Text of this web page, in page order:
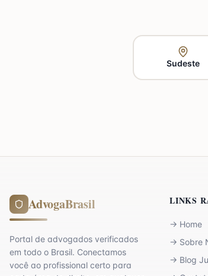
Sudeste
AdvogaBrasil
Portal de advogados verificados
em todo o Brasil. Conectamos
você ao profissional certo para
LINKS
→ Home
→ Sobre
→ Blog